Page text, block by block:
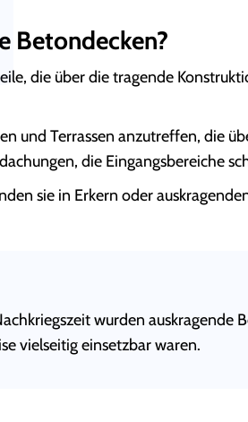
Betondecken?
die über die tragende
und Terrassen anzutreffen, die
die Eingangsbereiche
sie in Erkern oder
wurden auskragende
vielseitig einsetzbar waren.